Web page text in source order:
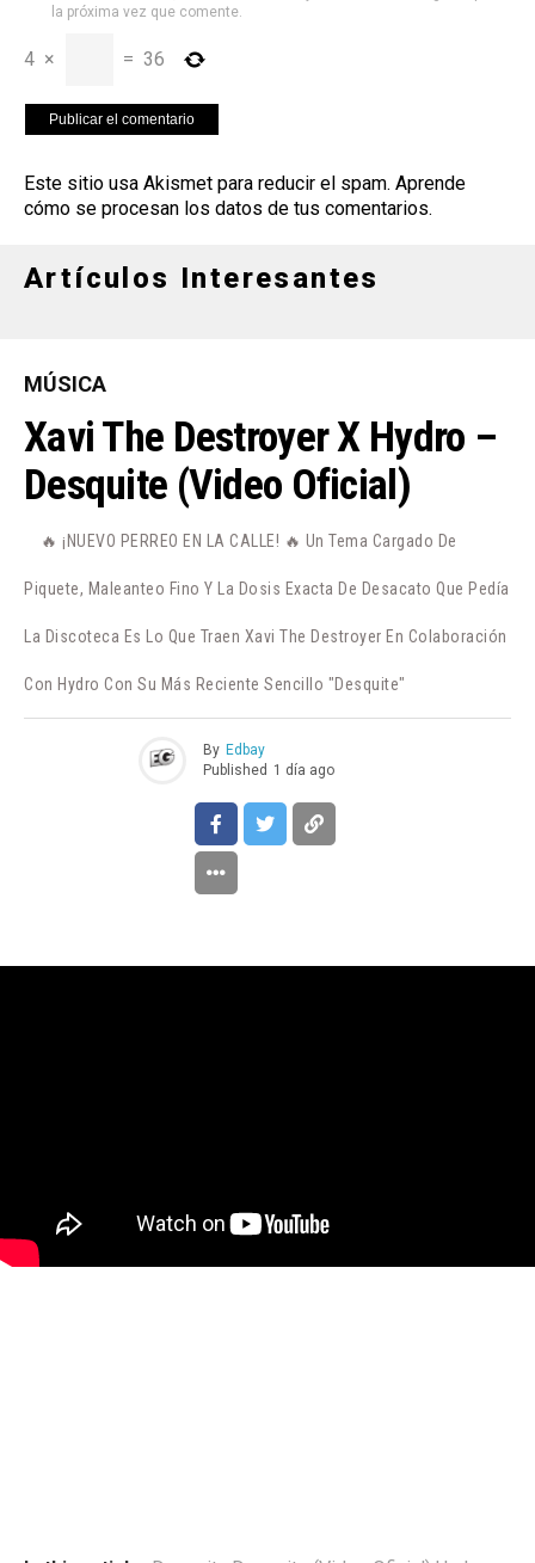
la próxima vez que comente.
4 × = 36
Este sitio usa Akismet para reducir el spam. Aprende
cómo se procesan los datos de tus comentarios.
Artículos Interesantes
MÚSICA
Xavi The Destroyer X Hydro –
Desquite (Video Oficial)
🔥 ¡NUEVO PERREO EN LA CALLE! 🔥 Un Tema Cargado De
Piquete, Maleanteo Fino Y La Dosis Exacta De Desacato Que Pedía
La Discoteca Es Lo Que Traen Xavi The Destroyer En Colaboración
Con Hydro Con Su Más Reciente Sencillo "Desquite"
By Edbay
Published 1 día ago